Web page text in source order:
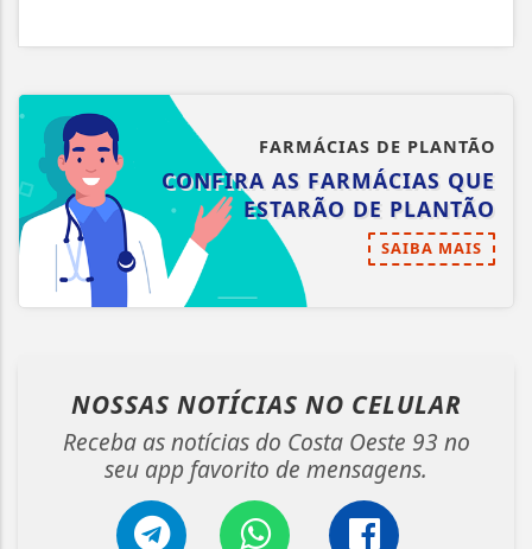
FARMÁCIAS DE PLANTÃO
CONFIRA AS FARMÁCIAS QUE
ESTARÃO DE PLANTÃO
SAIBA MAIS
NOSSAS NOTÍCIAS NO CELULAR
Receba as notícias do Costa Oeste 93 no
seu app favorito de mensagens.